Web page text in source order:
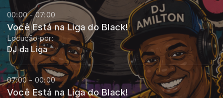
00:00 - 07:00
Você Está na Liga do Black!
Locução por:
DJ da Liga
07:00 - 00:00
Você Está na Liga do Black!